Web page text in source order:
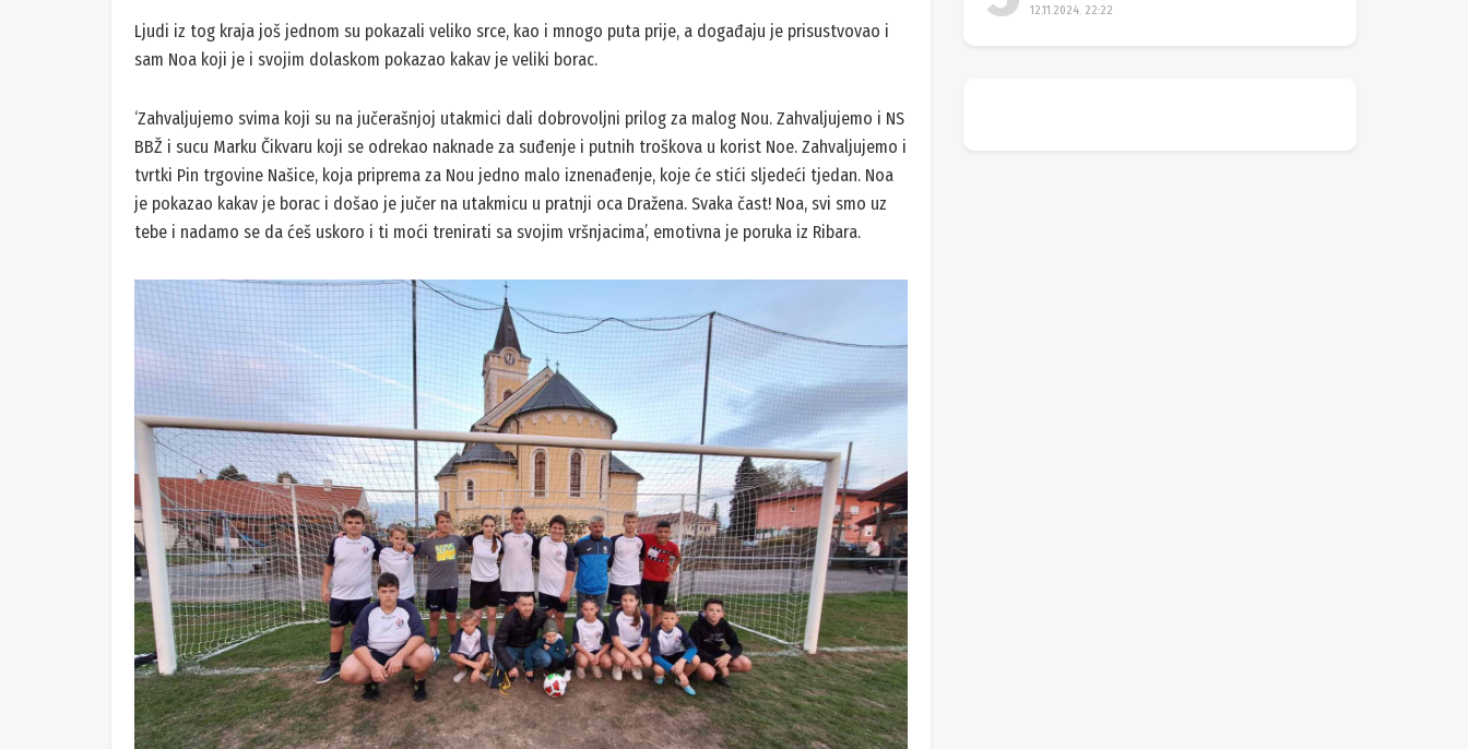
Ljudi iz tog kraja još jednom su pokazali veliko srce, kao i mnogo puta prije, a događaju je prisustvovao i
sam Noa koji je i svojim dolaskom pokazao kakav je veliki borac.
‘Zahvaljujemo svima koji su na jučerašnjoj utakmici dali dobrovoljni prilog za malog Nou. Zahvaljujemo i NS
BBŽ i sucu Marku Čikvaru koji se odrekao naknade za suđenje i putnih troškova u korist Noe. Zahvaljujemo i
tvrtki Pin trgovine Našice, koja priprema za Nou jedno malo iznenađenje, koje će stići sljedeći tjedan. Noa
je pokazao kakav je borac i došao je jučer na utakmicu u pratnji oca Dražena. Svaka čast! Noa, svi smo uz
tebe i nadamo se da ćeš uskoro i ti moći trenirati sa svojim vršnjacima’, emotivna je poruka iz Ribara.
12.11.2024. 22:22